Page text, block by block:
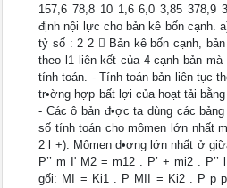
157,6 78,8 10 1,6 6,0 3,85 378,9
định nội lực cho bản kê bốn cạnh.
tỷ số : 2 2  Bản kê bốn cạnh,
theo l1 liên kết của 4 cạnh bản
tính toán. - Tính toán bản liên tục
tr•ờng hợp bất lợi của hoạt tải
- Các ô bản đ•ợc ta dùng các
số tính toán cho mômen lớn nhất
2 l +). Mômen d•ơng lớn nhất ở
P’’ m I' M2 = m12 . P’ + mi2 .
gối: MI = Ki1 . P MII = Ki2 . P p